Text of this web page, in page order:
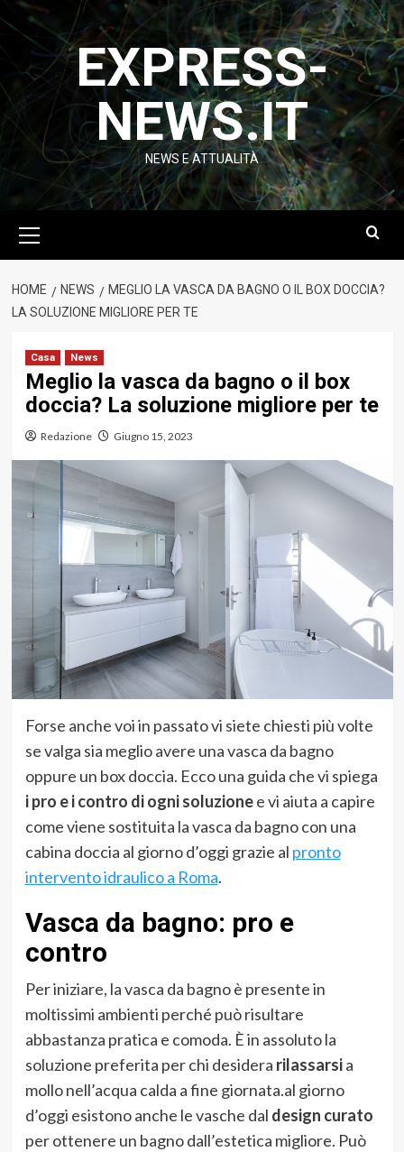
contenuto
EXPRESS-
NEWS.IT
NEWS E ATTUALITÀ
principale
HOME NEWS
MEGLIO LA VASCA DA BAGNO O IL BOX DOCCIA?
LA SOLUZIONE MIGLIORE PER TE
Casa News
Meglio la vasca da bagno o il box
doccia? La soluzione migliore per te
Redazione Giugno 15, 2023
Forse anche voi in passato vi siete chiesti più volte
se valga sia meglio avere una vasca da bagno
oppure un box doccia. Ecco una guida che vi spiega
i pro e i contro di ogni soluzionee vi aiuta a capire
come viene sostituita la vasca da bagno con una
cabina doccia al giorno d’oggi grazie al pronto
intervento idraulico a Roma.
Vasca da bagno: pro e
contro
Per iniziare, la vasca da bagno è presente in
moltissimi ambienti perché può risultare
abbastanza pratica e comoda. È in assoluto la
soluzione preferita per chi desidera rilassarsia
mollo nell’acqua calda a fine giornata.al giorno
d’oggi esistono anche le vasche dal design curato
per ottenere un bagno dall’estetica migliore. Può